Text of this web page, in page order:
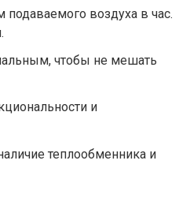
воздуха в час.
чтобы не мешать
и
теплообменника и